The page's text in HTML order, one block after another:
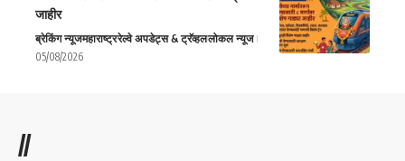
जाहीर
ब्रेकिंग न्यूजमहाराष्ट्ररेल्वे अपडेट्स & ट्रॅव्हललोकल न्यूज
05/08/2026
//